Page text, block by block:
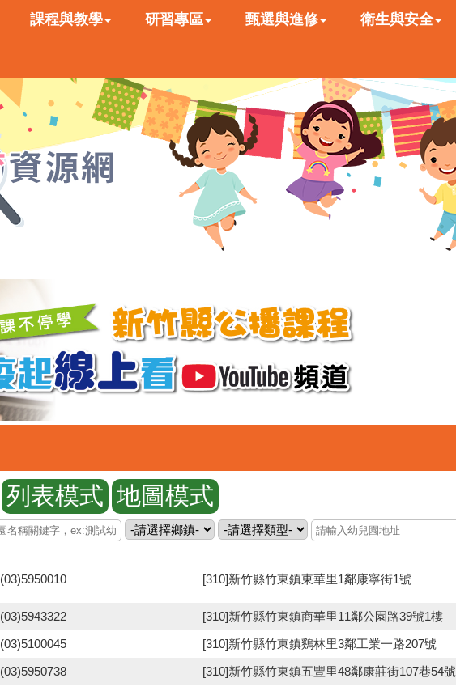
課程與教學 研習專區 甄選與進修 衛生與安全
(03)5950010 [310]新竹縣竹東鎮東華里1鄰康寧街1號
(03)5943322 [310]新竹縣竹東鎮商華里11鄰公園路39號1樓
(03)5100045 [310]新竹縣竹東鎮鷄林里3鄰工業一路207號
(03)5950738 [310]新竹縣竹東鎮五豐里48鄰康莊街107巷54號